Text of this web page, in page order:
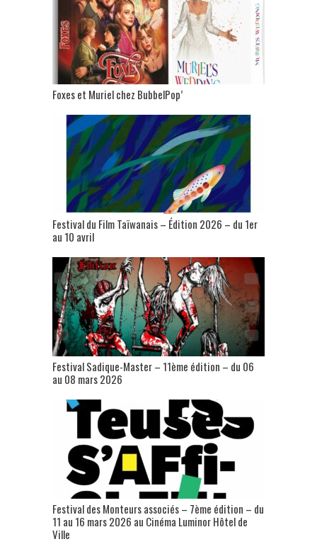
Foxes et Muriel chez BubbelPop’
Festival du Film Taïwanais – Édition 2026 – du 1er
au 10 avril
Festival Sadique-Master – 11ème édition – du 06
au 08 mars 2026
Festival des Monteurs associés – 7ème édition – du
11 au 16 mars 2026 au Cinéma Luminor Hôtel de
Ville